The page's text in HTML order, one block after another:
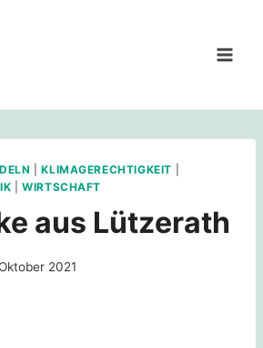
|KLIMAGERECHTIGKEIT
|WIRTSCHAFT
aus Lützerath
2021